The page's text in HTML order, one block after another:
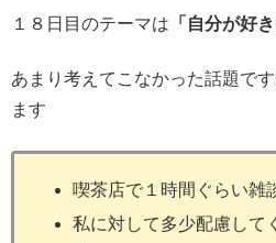
１８日目のテーマは 「自分が好
あまり考えてこなかった話題で
ます
喫茶店で１時間ぐらい雑
私に対して多少配慮して